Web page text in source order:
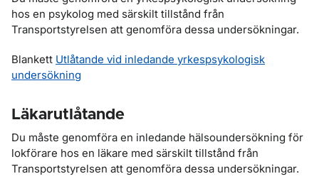
hos en psykolog med särskilt tillstånd från
Transportstyrelsen att genomföra dessa undersökningar.
Blankett Utlåtande vid inledande yrkespsykologisk
undersökning
Läkarutlåtande
Du måste genomföra en inledande hälsoundersökning för
lokförare hos en läkare med särskilt tillstånd från
Transportstyrelsen att genomföra dessa undersökningar.